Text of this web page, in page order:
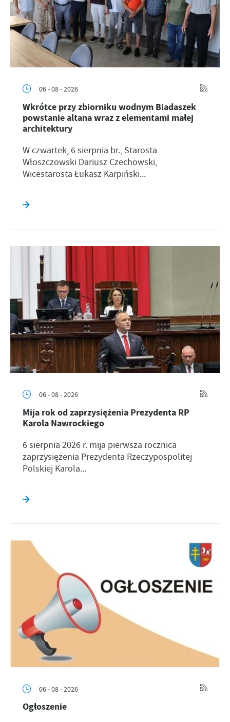
06 - 08 - 2026
Wkrótce przy zbiorniku wodnym Biadaszek
powstanie altana wraz z elementami małej
architektury
W czwartek, 6 sierpnia br., Starosta
Włoszczowski Dariusz Czechowski,
Wicestarosta Łukasz Karpiński...
06 - 08 - 2026
Mija rok od zaprzysiężenia Prezydenta RP
Karola Nawrockiego
6 sierpnia 2026 r. mija pierwsza rocznica
zaprzysiężenia Prezydenta Rzeczypospolitej
Polskiej Karola...
06 - 08 - 2026
Ogłoszenie